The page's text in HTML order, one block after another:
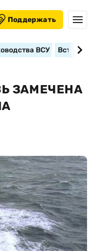
Поддержать
ВСУ
ЗАМЕЧЕНА